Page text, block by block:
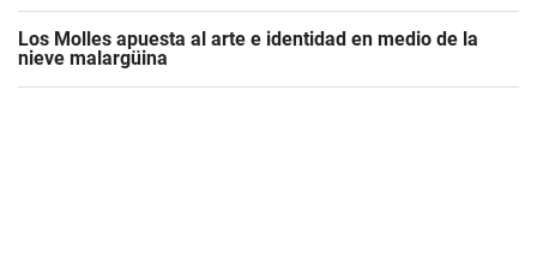
Los Molles apuesta al arte e identidad en medio de la
nieve malargüina